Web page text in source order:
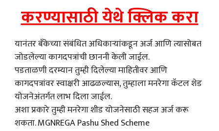
करण्यासाठी येथे क्लिक करा
यानंतर बँकेच्या संबंधित अधिकाऱ्यांकडून अर्ज आणि त्यासोबत
जोडलेल्या कागदपत्रांची छाननी केली जाईल.
पडताळणी दरम्यान तुम्ही दिलेल्या माहितीवर आणि
कागदपत्रांवर स्वाक्षरी आढळल्यास, तुम्हाला मनरेगा कॅटल शेड
योजनेअंतर्गत लाभ दिला जाईल.
अशा प्रकारे तुम्ही मनरेगा शीड योजनेसाठी सहज अर्ज करू
शकता. MGNREGA Pashu Shed Scheme